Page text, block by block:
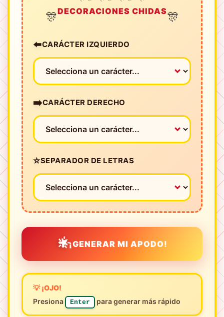
🎊DECORACIONES CHIDAS🎊
⬅️CARÁCTER IZQUIERDO
➡️CARÁCTER DERECHO
⭐SEPARADOR DE LETRAS
🌟¡GENERAR MI APODO!
💡 ¡OJO!
Presiona
Enter para generar más rápido